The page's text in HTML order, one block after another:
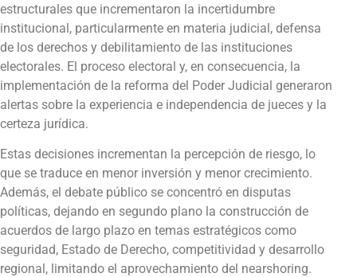
estructurales que incrementaron la incertidumbre
institucional, particularmente en materia judicial, defensa
de los derechos y debilitamiento de las instituciones
electorales. El proceso electoral y, en consecuencia, la
implementación de la reforma del Poder Judicial generaron
alertas sobre la experiencia e independencia de jueces y la
certeza jurídica.
Estas decisiones incrementan la percepción de riesgo, lo
que se traduce en menor inversión y menor crecimiento.
Además, el debate público se concentró en disputas
políticas, dejando en segundo plano la construcción de
acuerdos de largo plazo en temas estratégicos como
seguridad, Estado de Derecho, competitividad y desarrollo
regional, limitando el aprovechamiento del nearshoring.